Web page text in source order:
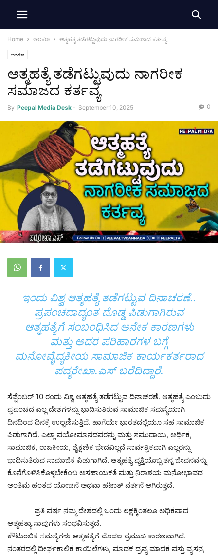
Home ಅಂಕಣ ಆತ್ಮಹತ್ಯೆ ತಡೆಗಟ್ಟುವುದು ನಾಗರೀಕ ಸಮಾಜದ ಕರ್ತವ್ಯ
ಅಂಕಣ
ಆತ್ಮಹತ್ಯೆ ತಡೆಗಟ್ಟುವುದು ನಾಗರೀಕ
ಸಮಾಜದ ಕರ್ತವ್ಯ
By Peepal Media Desk - September 10, 2025 0
ಇಂದು ವಿಶ್ವ ಆತ್ಮಹತ್ಯೆ ತಡೆಗಟ್ಟುವ ದಿನಾಚರಣೆ..
ಪ್ರಪಂಚದಾದ್ಯಂತ ದೊಡ್ಡ ಪಿಡುಗಾಗಿರುವ
ಆತ್ಮಹತ್ಯೆಗೆ ಸಂಬಂಧಿಸಿದ ಅನೇಕ ಕಾರಣಗಳು
ಮತ್ತು ಅದರ ಪರಿಹಾರಗಳ ಬಗ್ಗೆ
ಮನೋವೈದ್ಯಕೀಯ ಸಾಮಾಜಿಕ ಕಾರ್ಯಕರ್ತರಾದ
ಪದ್ಮರೇಖಾ.ಎಸ್ ಬರೆದಿದ್ದಾರೆ.
ಸೆಪ್ಟೆಂಬರ್ 10 ರಂದು ವಿಶ್ವ ಆತ್ಮಹತ್ಯೆ ತಡೆಗಟ್ಟುವ ದಿನಾಚರಣೆ. ಆತ್ಮಹತ್ಯೆ ಎಂಬುದು
ಪ್ರಪಂಚದ ಎಲ್ಲ ದೇಶಗಳನ್ನು ಭಾದಿಸುತಿರುವ ಸಾಮಾಜಿಕ ಸಮಸ್ಯೆಯಾಗಿ
ದಿನದಿಂದ ದಿನಕ್ಕೆ ಉಲ್ಬಣಿಸುತ್ತಿದೆ. ಹಾಗೆಯೇ ಭಾರತದಲ್ಲಿಯೂ ಸಹ ಸಾಮಾಜಿಕ
ಪಿಡುಗಾಗಿದೆ. ಎಲ್ಲಾ ವಯೋಮಾನದವರನ್ನು ಮತ್ತು ಸಮುದಾಯ, ಆರ್ಥಿಕ,
ಸಾಮಾಜಿಕ, ರಾಜಕೀಯ, ಶೈಕ್ಷಣಿಕ ಭೇದವಿಲ್ಲದೆ ಸಾರ್ವತ್ರಿಕವಾಗಿ ಎಲ್ಲರನ್ನು
ಭಾದಿಸುತಿರುವ ಸಾಮಾಜಿಕ ಪಿಡುಗಾಗಿದೆ. ಆತ್ಮಹತ್ಯೆ ವ್ಯಕ್ತಿಯೊಬ್ಬ ತನ್ನ ಜೀವನವನ್ನು
ಕೊನೆಗೊಳಿಸಿಕೊಳ್ಳಬೇಕೆಂಬ ಅಸಹಾಯಕತೆ ಮತ್ತು ನಿರಾಶಯ ಮನೋಭಾವದ
ಅಂತಿಮ ಹಂತದ ಯೋಚನೆ ಅಥವಾ ಹಟಾತ್ ವರ್ತನೆ ಆಗಿರುತ್ತದೆ.
ಪ್ರತಿ ವರ್ಷ ನಮ್ಮ ದೇಶದಲ್ಲಿ ಒಂದು ಲಕ್ಷಕ್ಕಿಂತಲೂ ಅಧಿಕವಾದ
ಆತ್ಮಹತ್ಯಾ ಸಾವುಗಳು ಸಂಭವಿಸುತ್ತದೆ.
ಕೌಟುಂಬಿಕ ಸಮಸ್ಯೆಗಳು ಆತ್ಮಹತ್ಯೆಗೆ ಮೊದಲ ಪ್ರಮುಖ ಕಾರಣವಾಗಿದೆ.
ನಂತರದಲ್ಲಿ ದೀರ್ಘಕಾಲಿಕ ಕಾಯಿಲೆಗಳು, ಮಾದಕ ದ್ರವ್ಯ ಮಾದಕ ವಸ್ತು ವ್ಯಸನ,